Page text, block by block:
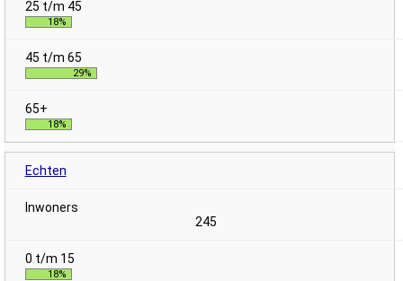
18%
29%
18%
Echten
245
18%